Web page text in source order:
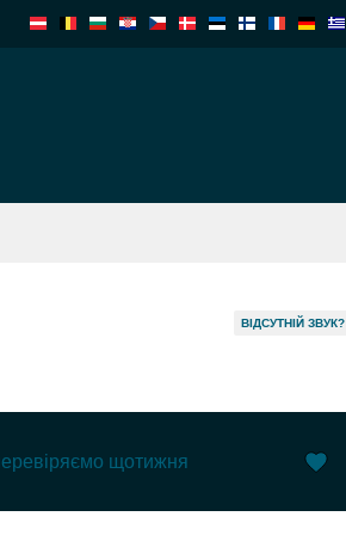
ВІДСУТНІЙ ЗВУК?
щотижня